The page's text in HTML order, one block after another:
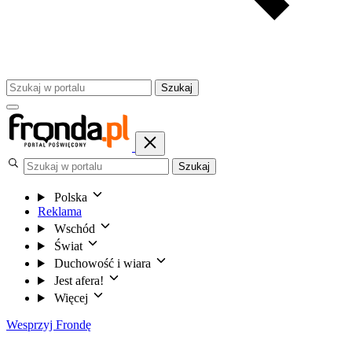
Szukaj
Szukaj
Polska
Reklama
Wschód
Świat
Duchowość i wiara
Jest afera!
Więcej
Wesprzyj Frondę